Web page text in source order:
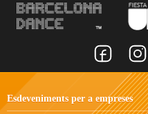
Esdeveniments per a empreses